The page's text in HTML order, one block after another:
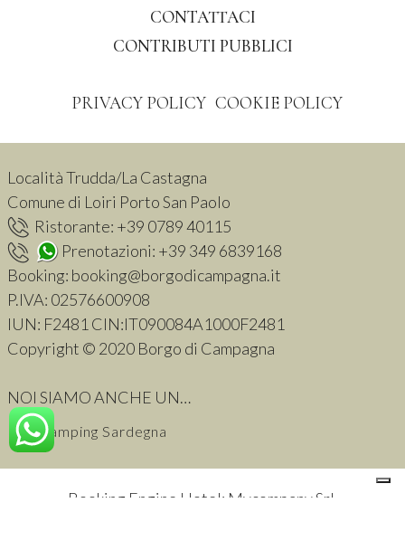
CONTATTACI
CONTRIBUTI PUBBLICI
PRIVACY POLICY COOKIE POLICY
Località Trudda/La Castagna
Comune di Loiri Porto San Paolo
Ristorante: +39 0789 40115
Prenotazioni: +39 349 6839168
Booking: booking@borgodicampagna.it
P.IVA: 02576600908
IUN: F2481 CIN:IT090084A1000F2481
Copyright © 2020 Borgo di Campagna
NOI SIAMO ANCHE UN…
Glamping Sardegna
Booking Engine Hotel: Mycompany Srl